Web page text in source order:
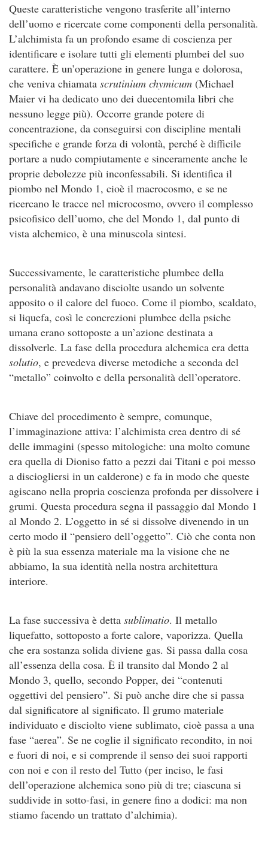
Queste caratteristiche vengono trasferite all’interno
dell’uomo e ricercate come componenti della personalità.
L’alchimista fa un profondo esame di coscienza per
identificare e isolare tutti gli elementi plumbei del suo
carattere. È un’operazione in genere lunga e dolorosa,
che veniva chiamata scrutinium chymicum (Michael
Maier vi ha dedicato uno dei duecentomila libri che
nessuno legge più). Occorre grande potere di
concentrazione, da conseguirsi con discipline mentali
specifiche e grande forza di volontà, perché è difficile
portare a nudo compiutamente e sinceramente anche le
proprie debolezze più inconfessabili. Si identifica il
piombo nel Mondo 1, cioè il macrocosmo, e se ne
ricercano le tracce nel microcosmo, ovvero il complesso
psicofisico dell’uomo, che del Mondo 1, dal punto di
vista alchemico, è una minuscola sintesi.
Successivamente, le caratteristiche plumbee della
personalità andavano disciolte usando un solvente
apposito o il calore del fuoco. Come il piombo, scaldato,
si liquefa, così le concrezioni plumbee della psiche
umana erano sottoposte a un’azione destinata a
dissolverle. La fase della procedura alchemica era detta
solutio, e prevedeva diverse metodiche a seconda del
“metallo” coinvolto e della personalità dell’operatore.
Chiave del procedimento è sempre, comunque,
l’immaginazione attiva: l’alchimista crea dentro di sé
delle immagini (spesso mitologiche: una molto comune
era quella di Dioniso fatto a pezzi dai Titani e poi messo
a disciogliersi in un calderone) e fa in modo che queste
agiscano nella propria coscienza profonda per dissolvere i
grumi. Questa procedura segna il passaggio dal Mondo 1
al Mondo 2. L’oggetto in sé si dissolve divenendo in un
certo modo il “pensiero dell’oggetto”. Ciò che conta non
è più la sua essenza materiale ma la visione che ne
abbiamo, la sua identità nella nostra architettura
interiore.
La fase successiva è detta sublimatio. Il metallo
liquefatto, sottoposto a forte calore, vaporizza. Quella
che era sostanza solida diviene gas. Si passa dalla cosa
all’essenza della cosa. È il transito dal Mondo 2 al
Mondo 3, quello, secondo Popper, dei “contenuti
oggettivi del pensiero”. Si può anche dire che si passa
dal significatore al significato. Il grumo materiale
individuato e disciolto viene sublimato, cioè passa a una
fase “aerea”. Se ne coglie il significato recondito, in noi
e fuori di noi, e si comprende il senso dei suoi rapporti
con noi e con il resto del Tutto (per inciso, le fasi
dell’operazione alchemica sono più di tre; ciascuna si
suddivide in sotto-fasi, in genere fino a dodici: ma non
stiamo facendo un trattato d’alchimia).